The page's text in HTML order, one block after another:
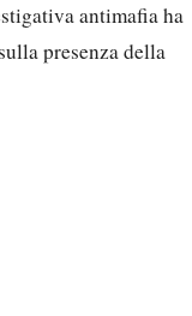
antimafia ha
presenza della